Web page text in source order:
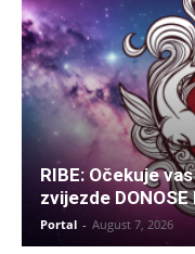
RIBE: Očekuje
zvijezde DONOSE
Portal - August 7, 2026